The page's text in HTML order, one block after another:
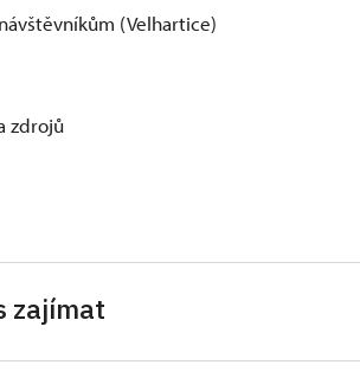
(Velhartice)
zdrojů
zajímat